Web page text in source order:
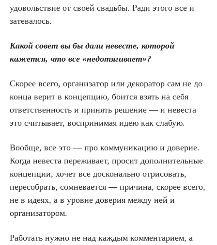
удовольствие от своей свадьбы. Ради этого все и
затевалось.
Какой совет вы бы дали невесте, которой
кажется, что все «недотягивает»?
Скорее всего, организатор или декоратор сам не до
конца верит в концепцию, боится взять на себя
ответственность и принять решение — и невеста
это считывает, воспринимая идею как слабую.
Вообще, все это — про коммуникацию и доверие.
Когда невеста переживает, просит дополнительные
концепции, хочет все досконально отрисовать,
пересобрать, сомневается — причина, скорее всего,
не в идеях, а в уровне доверия между ней и
организатором.
Работать нужно не над каждым комментарием, а